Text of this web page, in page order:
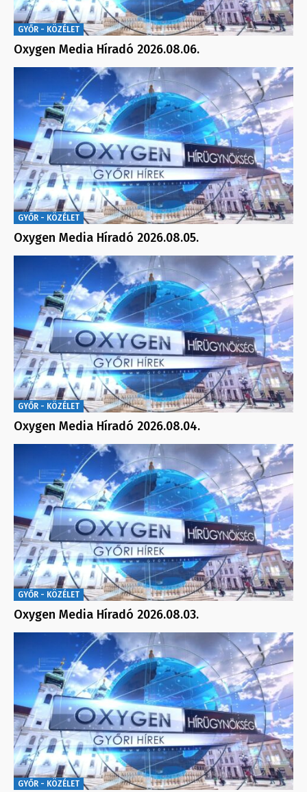
GYŐR - KÖZÉLET
Oxygen Media Híradó 2026.08.06.
GYŐR - KÖZÉLET
Oxygen Media Híradó 2026.08.05.
GYŐR - KÖZÉLET
Oxygen Media Híradó 2026.08.04.
GYŐR - KÖZÉLET
Oxygen Media Híradó 2026.08.03.
GYŐR - KÖZÉLET